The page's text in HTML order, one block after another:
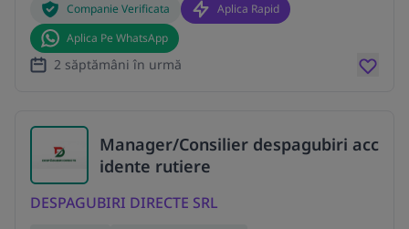
Companie Verificata
Aplica Rapid
Aplica Pe WhatsApp
2 săptămâni în urmă
Manager/Consilier despagubiri acc
idente rutiere
DESPAGUBIRI DIRECTE SRL